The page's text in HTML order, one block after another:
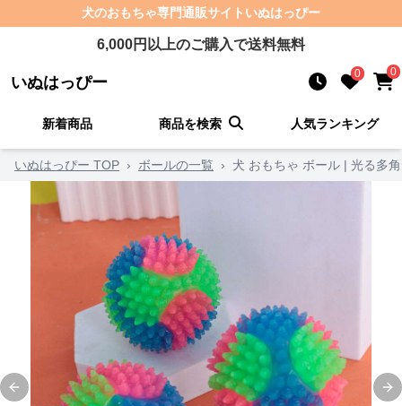
犬のおもちゃ専門通販サイト いぬはっぴー
6,000円以上のご購入で送料無料
いぬはっぴー 0 0
新着商品 商品を検索 人気ランキング
いぬはっぴー TOP › ボールの一覧 › 犬 おもちゃ ボール | 光る多
Previous slide